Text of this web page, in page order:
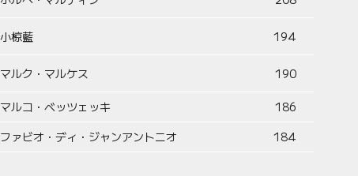
小椋藍 194
マルク・マルケス 190
マルコ・ベッツェッキ
186
ファビオ・ディ・ジャンアントニオ
184